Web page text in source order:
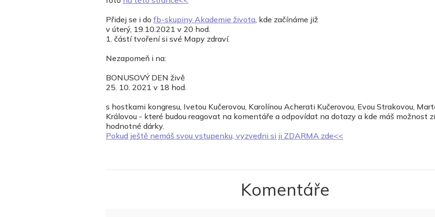
Přidej se i do fb-skupiny Akademie života, kde začínáme již
v úterý, 19.10.2021 v 20 hod.
1. částí tvoření si své Mapy zdraví.
Nezapomeň i na:
BONUSOVÝ DEN živě
25. 10. 2021 v 18 hod.
s hostkami kongresu, Ivetou Kučerovou, Karolínou Acherati Kučerovou, Evou Strakovou,
Královou - které budou reagovat na komentáře a odpovídat na dotazy a kde máš možnost
hodnotné dárky.
Pokud ještě nemáš svou vstupenku, vyzvedni si ji ZDARMA zde<<
Komentáře